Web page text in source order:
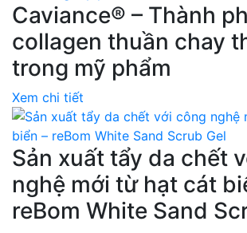
Caviance® – Thành
collagen thuần chay
trong mỹ phẩm
Xem chi tiết
Sản xuất tẩy da chết
nghệ mới từ hạt cát
reBom White Sand